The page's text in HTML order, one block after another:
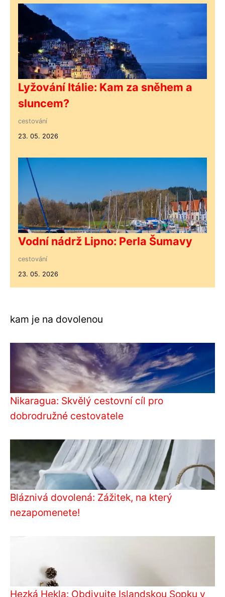
Lyžování Itálie: Kam za sněhem a
sluncem?
cestování
23. 05. 2026
Vodní nádrž Lipno: Perla Šumavy
cestování
23. 05. 2026
kam je na dovolenou
Nikaragua: Skvělý cestovní cíl pro
dobrodružné cestovatele
Bláznivá dovolená: Zážitek, na který
nezapomenete!
Hezká Hekla: Obdivujte Islandskou Sopku v